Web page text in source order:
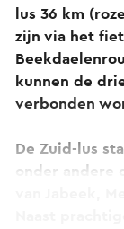
lus 36 km
zijn via het
kunnen de
verbonden
De Zuid-lus
onder andere
Naast